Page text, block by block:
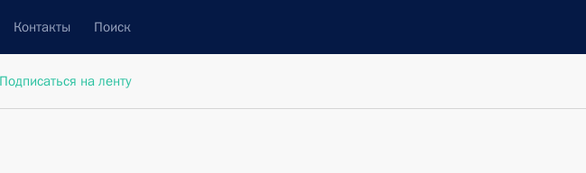
Контакты Поиск
Подписаться на ленту